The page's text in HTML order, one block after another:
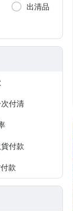
出清品
付清
付款
款